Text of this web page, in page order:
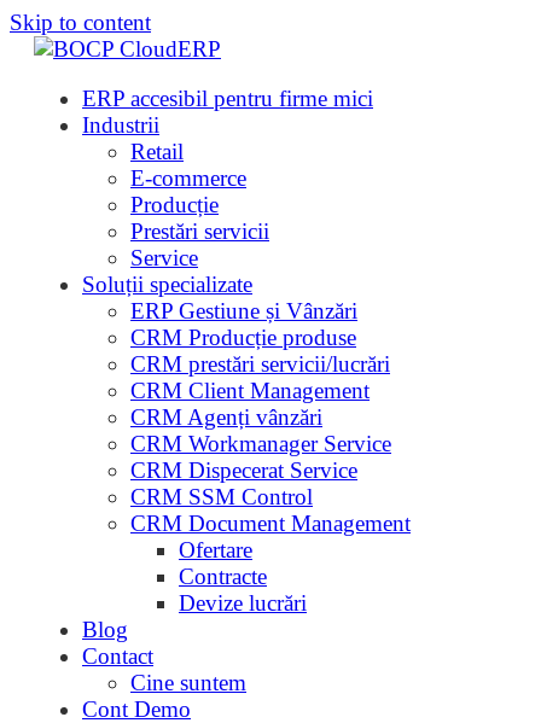
Skip to content
ERP accesibil pentru firme mici
Industrii
Retail
E-commerce
Producție
Prestări servicii
Service
Soluții specializate
ERP Gestiune și Vânzări
CRM Producție produse
CRM prestări servicii/lucrări
CRM Client Management
CRM Agenți vânzări
CRM Workmanager Service
CRM Dispecerat Service
CRM SSM Control
CRM Document Management
Ofertare
Contracte
Devize lucrări
Blog
Contact
Cine suntem
Cont Demo